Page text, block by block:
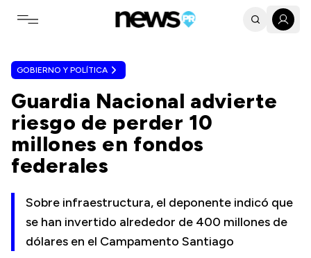
Toggle navigation menu
GOBIERNO Y POLÍTICA
Guardia Nacional advierte
riesgo de perder 10
millones en fondos
federales
Sobre infraestructura, el deponente indicó que
se han invertido alrededor de 400 millones de
dólares en el Campamento Santiago